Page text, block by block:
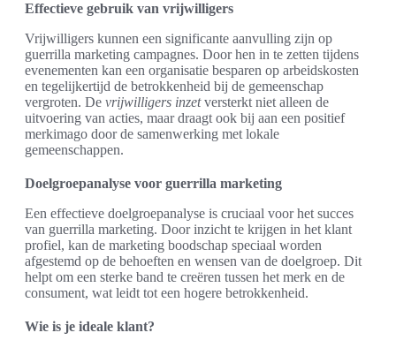
Effectieve gebruik van vrijwilligers
Vrijwilligers kunnen een significante aanvulling zijn op
guerrilla marketing campagnes. Door hen in te zetten tijdens
evenementen kan een organisatie besparen op arbeidskosten
en tegelijkertijd de betrokkenheid bij de gemeenschap
vergroten. De vrijwilligers inzetversterkt niet alleen de
uitvoering van acties, maar draagt ook bij aan een positief
merkimago door de samenwerking met lokale
gemeenschappen.
Doelgroepanalyse voor guerrilla marketing
Een effectieve doelgroepanalyse is cruciaal voor het succes
van guerrilla marketing. Door inzicht te krijgen in het klant
profiel, kan de marketing boodschap speciaal worden
afgestemd op de behoeften en wensen van de doelgroep. Dit
helpt om een sterke band te creëren tussen het merk en de
consument, wat leidt tot een hogere betrokkenheid.
Wie is je ideale klant?